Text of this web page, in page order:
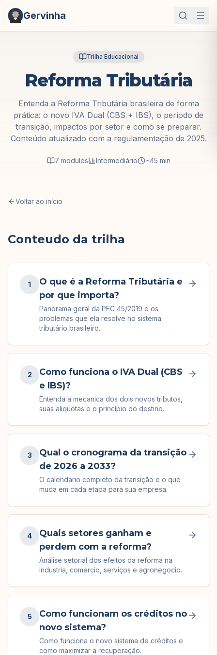
Gervinha
Trilha Educacional
Reforma Tributária
Entenda a Reforma Tributária brasileira de forma
prática: o novo IVA Dual (CBS + IBS), o período de
transição, impactos por setor e como se preparar.
Conteúdo atualizado com a regulamentação de 2025.
7 modulos Intermediário ~45 min
Voltar ao início
Conteudo da trilha
1
O que é a Reforma Tributária e
por que importa?
Panorama geral da PEC 45/2019 e os
problemas que ela resolve no sistema
tributário brasileiro.
2
Como funciona o IVA Dual (CBS
e IBS)?
Entenda a mecanica dos dois novos tributos,
suas aliquotas e o princípio do destino.
3
Qual o cronograma da transição
de 2026 a 2033?
O calendario completo da transição e o que
muda em cada etapa para sua empresa.
4
Quais setores ganham e
perdem com a reforma?
Análise setorial dos efeitos da reforma na
industria, comercio, serviços e agronegocio.
5
Como funcionam os créditos no
novo sistema?
Como funciona o novo sistema de créditos e
como maximizar a recuperação.